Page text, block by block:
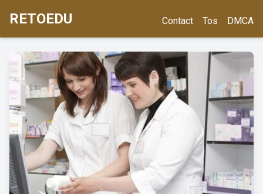
RETOEDU Contact Tos DMCA